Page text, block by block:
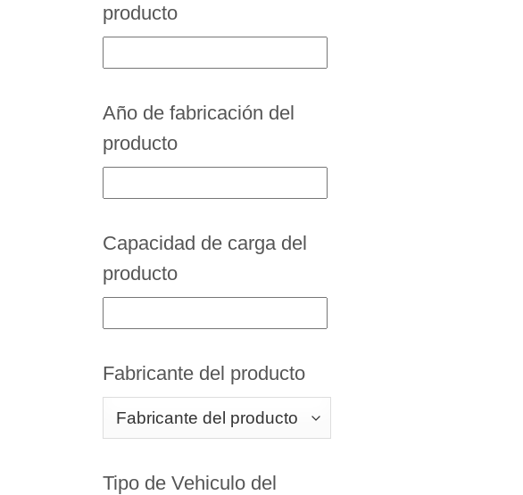
producto
Año de fabricación del
producto
Capacidad de carga del
producto
Fabricante del producto
Tipo de Vehiculo del